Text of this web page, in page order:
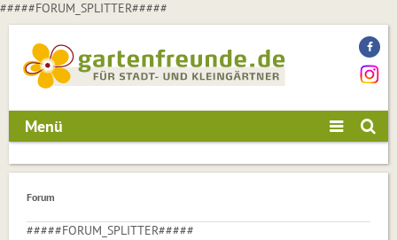
#####FORUM_SPLITTER#####
Menü
Forum
#####FORUM_SPLITTER#####